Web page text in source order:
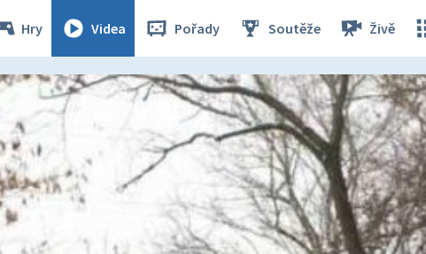
Hry Videa Pořady Soutěže Živě